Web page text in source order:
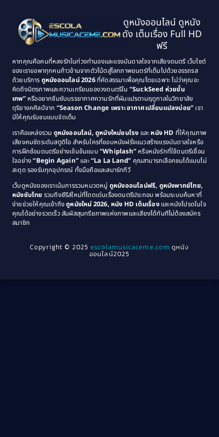
(134)
Classic หนังคลาสสิก(21)
Classic หนังคลาสสิก(25)
Comedy ตลก(46)
Comedy ตลก(515)
Coming of Age ก้าวพ้นวัย(1)
Coming-of-Age(3)
Community(1)
Crime อาชญากรรม(78)
Cult Film(4)
1995
1994
1993
1992
1989
1988
1987
1986
1985
1984
1983
1982
1979
1978
1976
1975
1974
1971
1970
1969
1968
1964
1963
1940
ดูหนังออนไลน์ ดูหนัง
ดัง เต็มเรื่อง Full HD
ฟรี
หากคุณคือคนที่หลงรักในท่วงทำนองและแรงบันดาลใจจากเสียงดนตรี เว็บไซต์
ของเราขอพาทุกคนก้าวข้ามจากตัวโน้ตสู่โลกภาพยนตร์ที่เต็มไปด้วยอรรถรส
ด้วยบริการ ดูหนังออนไลน์ 2026ที่คัดสรรมาเพื่อคุณโดยเฉพาะ ไม่ว่าคุณจะ
คิดถึงมิตรภาพและความเกรียนของวงดนตรีใน “SuckSeed ห่วยขั้น
เทพ”หรืออยากซึมซับบรรยากาศความรักที่ผันแปรตามฤดูกาลในวิทยาลัย
ดุริยางคศิลป์จาก “Season Change เพราะอากาศเปลี่ยนแปลงบ่อย” เรา
มีให้คุณรับชมแบบจัดเต็ม
เราคือแหล่งรวม ดูหนังออนไลน์, ดูหนังใหม่ชนโรง และ หนัง HD ที่ให้คุณภาพ
เสียงคมชัดระดับสตูดิโอ สำหรับใครที่ชอบหนังฝรั่งแนวสร้างแรงบันดาลใจหรือ
การฝึกซ้อมดนตรีอย่างเข้มข้นแบบ “Whiplash” หรือหนังรักที่ใช้ดนตรีเชื่อม
ใจอย่าง“Begin Again” และ“La La Land” คุณสามารถเลือกชมได้แบบไม่
สะดุด รองรับทุกอุปกรณ์ ทั้งมือถือและสมาร์ททีวี
เว็บดูหนังของเราเน้นการรวมหมวดหมู่ ดูหนังออนไลน์ฟรี, ดูหนังพากย์ไทย,
หนังซับไทย รวมถึงซีรีส์ใหม่ที่โดดเด่นเรื่องดนตรีประกอบ พร้อมระบบค้นหาที่
ง่ายช่วยให้คุณเข้าถึงดูหนังใหม่ 2026, หนัง HD เต็มเรื่องและหนังโปรดในใจ
คุณได้อย่างรวดเร็ว สัมผัสสุนทรียภาพแห่งภาพและเสียงได้ทันทีไม่ต้องสมัคร
สมาชิก
Copyright © 2025escolamusicaceme.com ดูหนัง
ออนไลน์2025